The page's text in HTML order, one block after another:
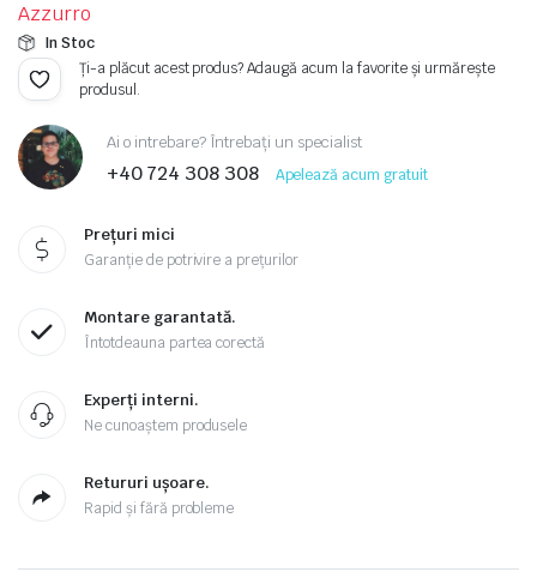
inițial
a
fost:
90.906,00 lei.
curent
este:
79.389,00 lei.
Azzurro
In Stoc
Ți-a plăcut acest produs? Adaugă acum la favorite și urmărește
produsul.
Ai o intrebare? Întrebați un specialist
+40 724 308 308 Apelează acum gratuit
Prețuri mici
Garanție de potrivire a prețurilor
Montare garantată.
Întotdeauna partea corectă
Experți interni.
Ne cunoaștem produsele
Retururi ușoare.
Rapid și fără probleme